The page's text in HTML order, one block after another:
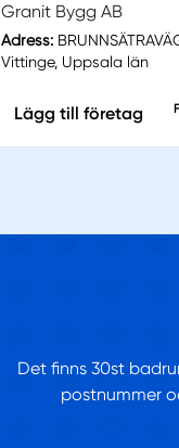
Granit Bygg AB
Adress:
Vittinge, Uppsala län
Lägg till företag
Det finns 30st
postnummer